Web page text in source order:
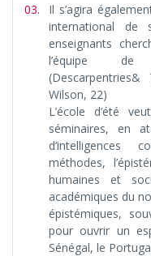
Il s’agira
international de
enseignants
l’équipe de
Wilson, 22)
L’école d’été
séminaires, en
d’intelligences
méthodes,
humaines et
académiques du
épistémiques,
pour ouvrir un
Sénégal, le